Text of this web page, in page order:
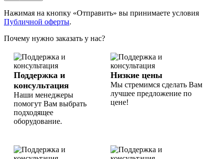
Нажимая на кнопку «Отправить» вы принимаете условия
Публичной оферты.
Почему нужно заказать у нас?
Поддержка и
консультация
Наши менеджеры
помогут Вам выбрать
подходящее
оборудование.
Низкие цены
Мы стремимся сделать Вам
лучшее предложение по
цене!